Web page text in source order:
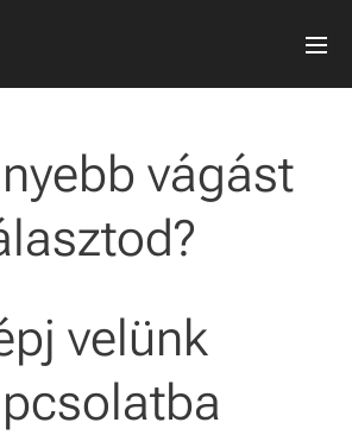
vágást
velünk